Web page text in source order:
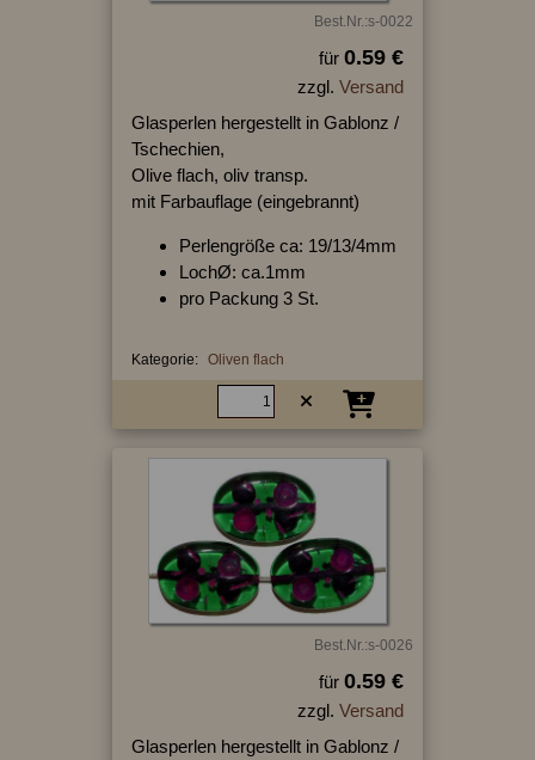
Best.Nr.:s-0022
für 0.59 €
zzgl. Versand
Glasperlen hergestellt in Gablonz /
Tschechien,
Olive flach, oliv transp.
mit Farbauflage (eingebrannt)
Perlengröße ca: 19/13/4mm
LochØ: ca.1mm
pro Packung 3 St.
Kategorie: Oliven flach
Best.Nr.:s-0026
für 0.59 €
zzgl. Versand
Glasperlen hergestellt in Gablonz /